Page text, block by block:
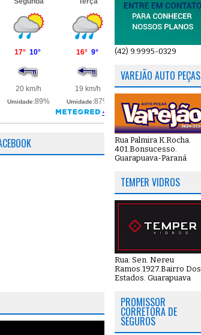
(42) 9.9995-0329
VAREJÃO AUTO PEÇAS
Rua Palmira K.Rocha.
401.Bonsucesso.
Guarapuava-Paraná
TEMPER VIDROS
Rua: Sen. Nereu
Ramos.1927.Bairro Dos
Estados. Guarapuava
PROMISSOR
CORRETORA DE
SEGUROS